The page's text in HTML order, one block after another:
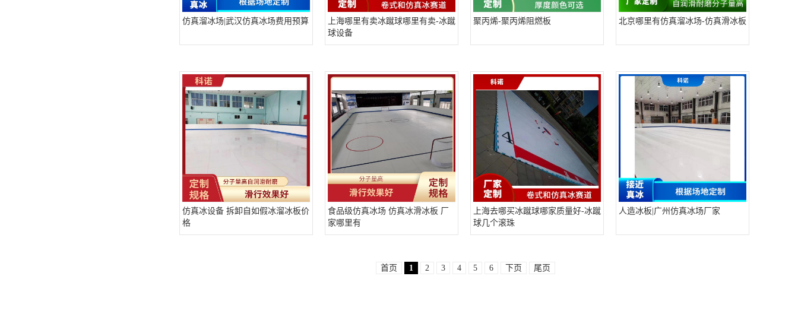
仿真溜冰场|武汉仿真冰场费用预算
上海哪里有卖冰蹴球哪里有卖-冰蹴
球设备
聚丙烯-聚丙烯阻燃板 北京哪里有仿真溜冰场-仿真滑冰板
仿真冰设备 拆卸自如假冰溜冰板价
格
食品级仿真冰场 仿真冰滑冰板 厂
家哪里有
上海去哪买冰蹴球哪家质量好-冰蹴
球几个滚珠
人造冰板|广州仿真冰场厂家
首页 1 2 3 4 5 6 下页 尾页